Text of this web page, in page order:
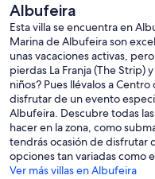
Habitación 11 Habitación
Habitación 12 Habitación
Dormitorio 13 Habitación
Habitación 14 Habitación
La planta baja cuenta con
mesa de billar y una mesa
Área exterior:
Hay una gran barbacoa
cocina ubicadas justo afuera
cocina, que es perfecta para
Albufeira
Esta villa se encuentra en
Marina de Albufeira son
unas vacaciones activas,
pierdas La Franja (The Strip)
niños? Pues llévalos a
disfrutar de un evento
Albufeira. Descubre todas
hacer en la zona, como
tendrás ocasión de disfrutar
opciones tan variadas como
Ver más villas en Albufeira